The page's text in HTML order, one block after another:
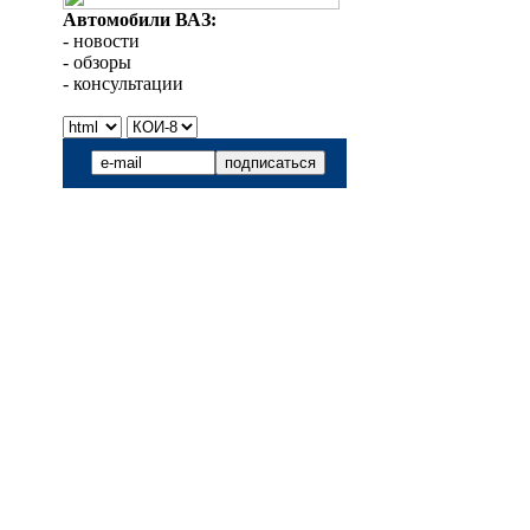
Автомобили ВАЗ:
- новости
- обзоры
- консультации